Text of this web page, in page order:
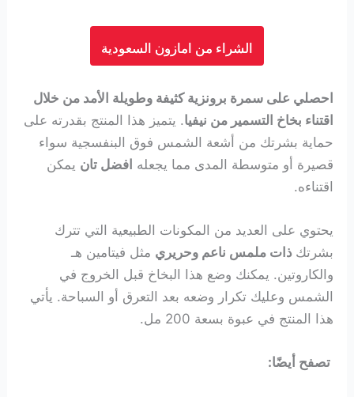
الشراء من امازون السعودية
احصلي على سمرة برونزية كثيفة وطويلة الأمد من خلال
اقتناء بخاخ التسمير من نيفيا. يتميز هذا المنتج بقدرته على
حماية بشرتك من أشعة الشمس فوق البنفسجية سواء
قصيرة أو متوسطة المدى مما يجعله افضل تان يمكن
اقتناءه.
يحتوي على العديد من المكونات الطبيعية التي تترك
بشرتك ذات ملمس ناعم وحريري مثل فيتامين هـ
والكاروتين. يمكنك وضع هذا البخاخ قبل الخروج في
الشمس وعليك تكرار وضعه بعد التعرق أو السباحة. يأتي
هذا المنتج في عبوة بسعة 200 مل.
تصفح أيضًا: